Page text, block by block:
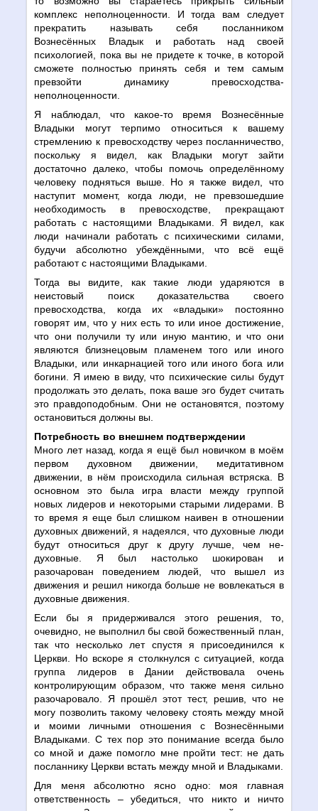
комплекс неполноценности. И тогда вам следует
прекратить называть себя посланником
Вознесённых Владык и работать над своей
психологией, пока вы не придете к точке, в которой
сможете полностью принять себя и тем самым
превзойти динамику превосходства-
неполноценности.
Я наблюдал, что какое-то время Вознесённые
Владыки могут терпимо относиться к вашему
стремлению к превосходству через посланничество,
поскольку я видел, как Владыки могут зайти
достаточно далеко, чтобы помочь определённому
человеку подняться выше. Но я также видел, что
наступит момент, когда люди, не превзошедшие
необходимость в превосходстве, прекращают
работать с настоящими Владыками. Я видел, как
люди начинали работать с психическими силами,
будучи абсолютно убеждёнными, что всё ещё
работают с настоящими Владыками.
Тогда вы видите, как такие люди ударяются в
неистовый поиск доказательства своего
превосходства, когда их «владыки» постоянно
говорят им, что у них есть то или иное достижение,
что они получили ту или иную мантию, и что они
являются близнецовым пламенем того или иного
Владыки, или инкарнацией того или иного бога или
богини. Я имею в виду, что психические силы будут
продолжать это делать, пока ваше эго будет считать
это правдоподобным. Они не остановятся, поэтому
остановиться должны вы.
Потребность во внешнем подтверждении
Много лет назад, когда я ещё был новичком в моём
первом духовном движении, медитативном
движении, в нём происходила сильная встряска. В
основном это была игра власти между группой
новых лидеров и некоторыми старыми лидерами. В
то время я еще был слишком наивен в отношении
духовных движений, я надеялся, что духовные люди
будут относиться друг к другу лучше, чем не-
духовные. Я был настолько шокирован и
разочарован поведением людей, что вышел из
движения и решил никогда больше не вовлекаться в
духовные движения.
Если бы я придерживался этого решения, то,
очевидно, не выполнил бы свой божественный план,
так что несколько лет спустя я присоединился к
Церкви. Но вскоре я столкнулся с ситуацией, когда
группа лидеров в Дании действовала очень
контролирующим образом, что также меня сильно
разочаровало. Я прошёл этот тест, решив, что не
могу позволить такому человеку стоять между мной
и моими личными отношения с Вознесёнными
Владыками. С тех пор это понимание всегда было
со мной и даже помогло мне пройти тест: не дать
посланнику Церкви встать между мной и Владыками.
Для меня абсолютно ясно одно: моя главная
ответственность – убедиться, что никто и ничто